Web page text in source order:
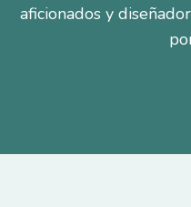
aficionados y